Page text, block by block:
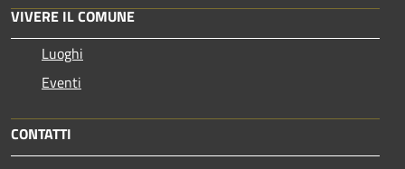
VIVERE IL COMUNE
Luoghi
Eventi
CONTATTI